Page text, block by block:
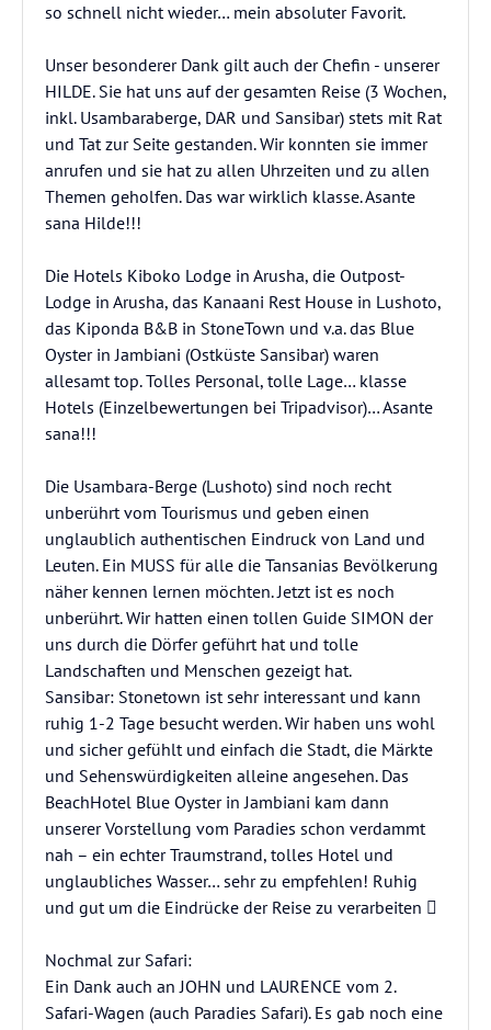
so schnell nicht wieder… mein absoluter Favorit.
Unser besonderer Dank gilt auch der Chefin - unserer
HILDE. Sie hat uns auf der gesamten Reise (3 Wochen,
inkl. Usambaraberge, DAR und Sansibar) stets mit Rat
und Tat zur Seite gestanden. Wir konnten sie immer
anrufen und sie hat zu allen Uhrzeiten und zu allen
Themen geholfen. Das war wirklich klasse. Asante
sana Hilde!!!
Die Hotels Kiboko Lodge in Arusha, die Outpost-
Lodge in Arusha, das Kanaani Rest House in Lushoto,
das Kiponda B&B in StoneTown und v.a. das Blue
Oyster in Jambiani (Ostküste Sansibar) waren
allesamt top. Tolles Personal, tolle Lage… klasse
Hotels (Einzelbewertungen bei Tripadvisor)… Asante
sana!!!
Die Usambara-Berge (Lushoto) sind noch recht
unberührt vom Tourismus und geben einen
unglaublich authentischen Eindruck von Land und
Leuten. Ein MUSS für alle die Tansanias Bevölkerung
näher kennen lernen möchten. Jetzt ist es noch
unberührt. Wir hatten einen tollen Guide SIMON der
uns durch die Dörfer geführt hat und tolle
Landschaften und Menschen gezeigt hat.
Sansibar: Stonetown ist sehr interessant und kann
ruhig 1-2 Tage besucht werden. Wir haben uns wohl
und sicher gefühlt und einfach die Stadt, die Märkte
und Sehenswürdigkeiten alleine angesehen. Das
BeachHotel Blue Oyster in Jambiani kam dann
unserer Vorstellung vom Paradies schon verdammt
nah – ein echter Traumstrand, tolles Hotel und
unglaubliches Wasser… sehr zu empfehlen! Ruhig
und gut um die Eindrücke der Reise zu verarbeiten 
Nochmal zur Safari:
Ein Dank auch an JOHN und LAURENCE vom 2.
Safari-Wagen (auch Paradies Safari). Es gab noch eine